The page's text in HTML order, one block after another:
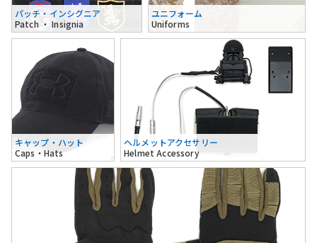
パッチ・インシグニア
Patch ・ Insignia
ユニフォーム
Uniforms
キャップ・ハット
Caps・Hats
ヘルメットアクセサリー
Helmet Accessory